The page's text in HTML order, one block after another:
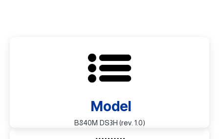
Model
B840M DS3H (rev. 1.0)